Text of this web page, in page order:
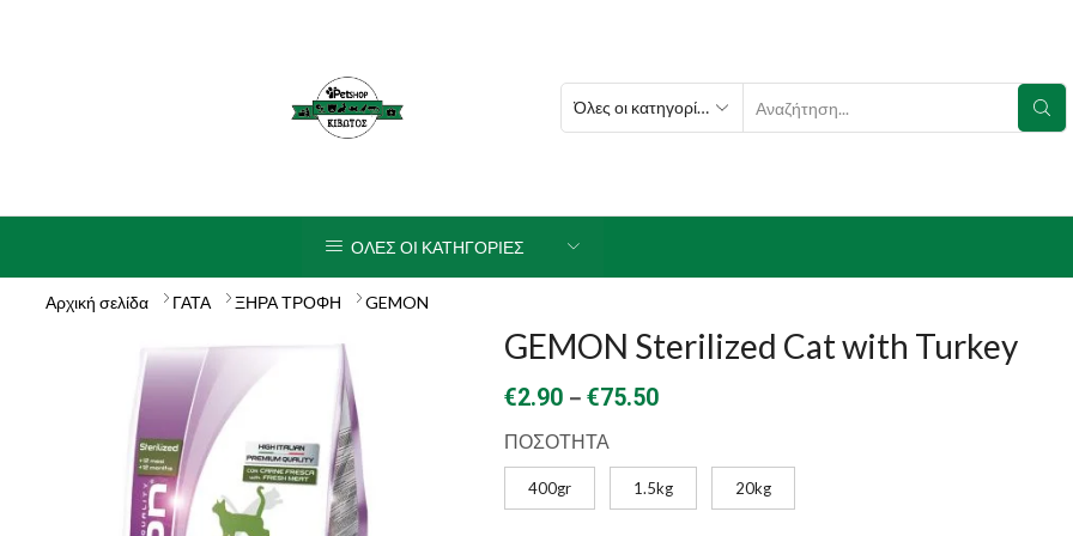
SEARCH
ΟΛΕΣ ΟΙ ΚΑΤΗΓΟΡΙΕΣ
Αρχική σελίδα ΓΑΤΑ ΞΗΡΑ ΤΡΟΦΗ GEMON
GEMON Sterilized Cat with Turkey
€2.90 – €75.50Price
€2.90
through
ΠΟΣΟΤΗΤΑ
400gr 1.5kg 20kg